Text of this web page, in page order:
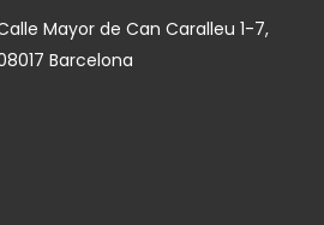
Mayor de Can Caralleu 1-7,
Barcelona